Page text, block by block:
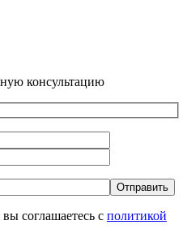
консультацию
соглашаетесь с политикой